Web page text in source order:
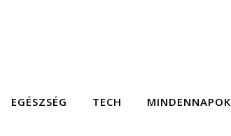
EGÉSZSÉG TECH MINDENNAPOK